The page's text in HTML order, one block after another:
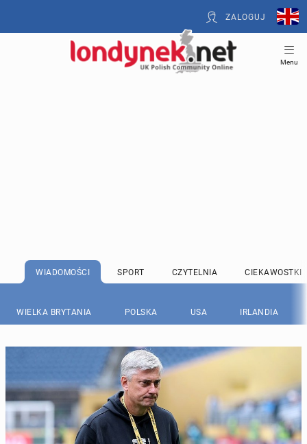
ZALOGUJ
Menu
WIADOMOŚCI SPORT CZYTELNIA CIEKAWOSTKI
WIELKA BRYTANIA POLSKA USA IRLANDIA